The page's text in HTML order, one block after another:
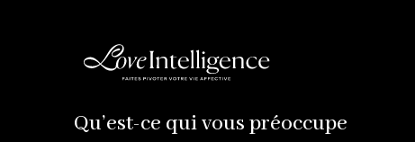
Qu’est-ce qui vous préoccupe